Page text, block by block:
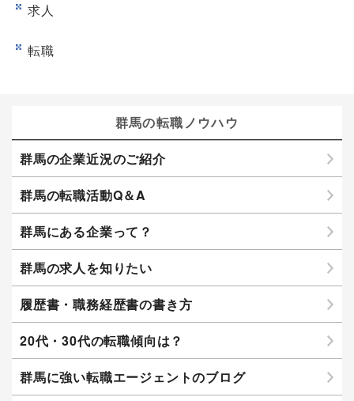
求人
転職
群馬の転職ノウハウ
群馬の企業近況のご紹介
群馬の転職活動Q＆A
群馬にある企業って？
群馬の求人を知りたい
履歴書・職務経歴書の書き方
20代・30代の転職傾向は？
群馬に強い転職エージェントのブログ